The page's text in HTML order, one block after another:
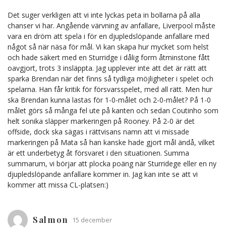
Det suger verkligen att vi inte lyckas peta in bollarna på alla
chanser vi har. Angående värvning av anfallare, Liverpool måste
vara en dröm att spela i för en djupledslöpande anfallare med
något så när näsa för mål. Vi kan skapa hur mycket som helst
och hade säkert med en Sturridge i dålig form åtminstone fått
oavgjort, trots 3 insläppta. Jag upplever inte att det är rätt att
sparka Brendan när det finns så tydliga möjligheter i spelet och
spelarna. Han får kritik för försvarsspelet, med all rätt. Men hur
ska Brendan kunna lastas för 1-0-målet och 2-0-målet? På 1-0
målet görs så många fel ute på kanten och sedan Coutinho som
helt sonika släpper markeringen på Rooney. På 2-0 är det
offside, dock ska sägas i rättvisans namn att vi missade
markeringen på Mata så han kanske hade gjort mål ändå, vilket
är ett underbetyg åt försvaret i den situationen. Summa
summarum, vi börjar att plocka poäng när Sturridege eller en ny
djupledslöpande anfallare kommer in. Jag kan inte se att vi
kommer att missa CL-platsen:)
Salmon 15 december